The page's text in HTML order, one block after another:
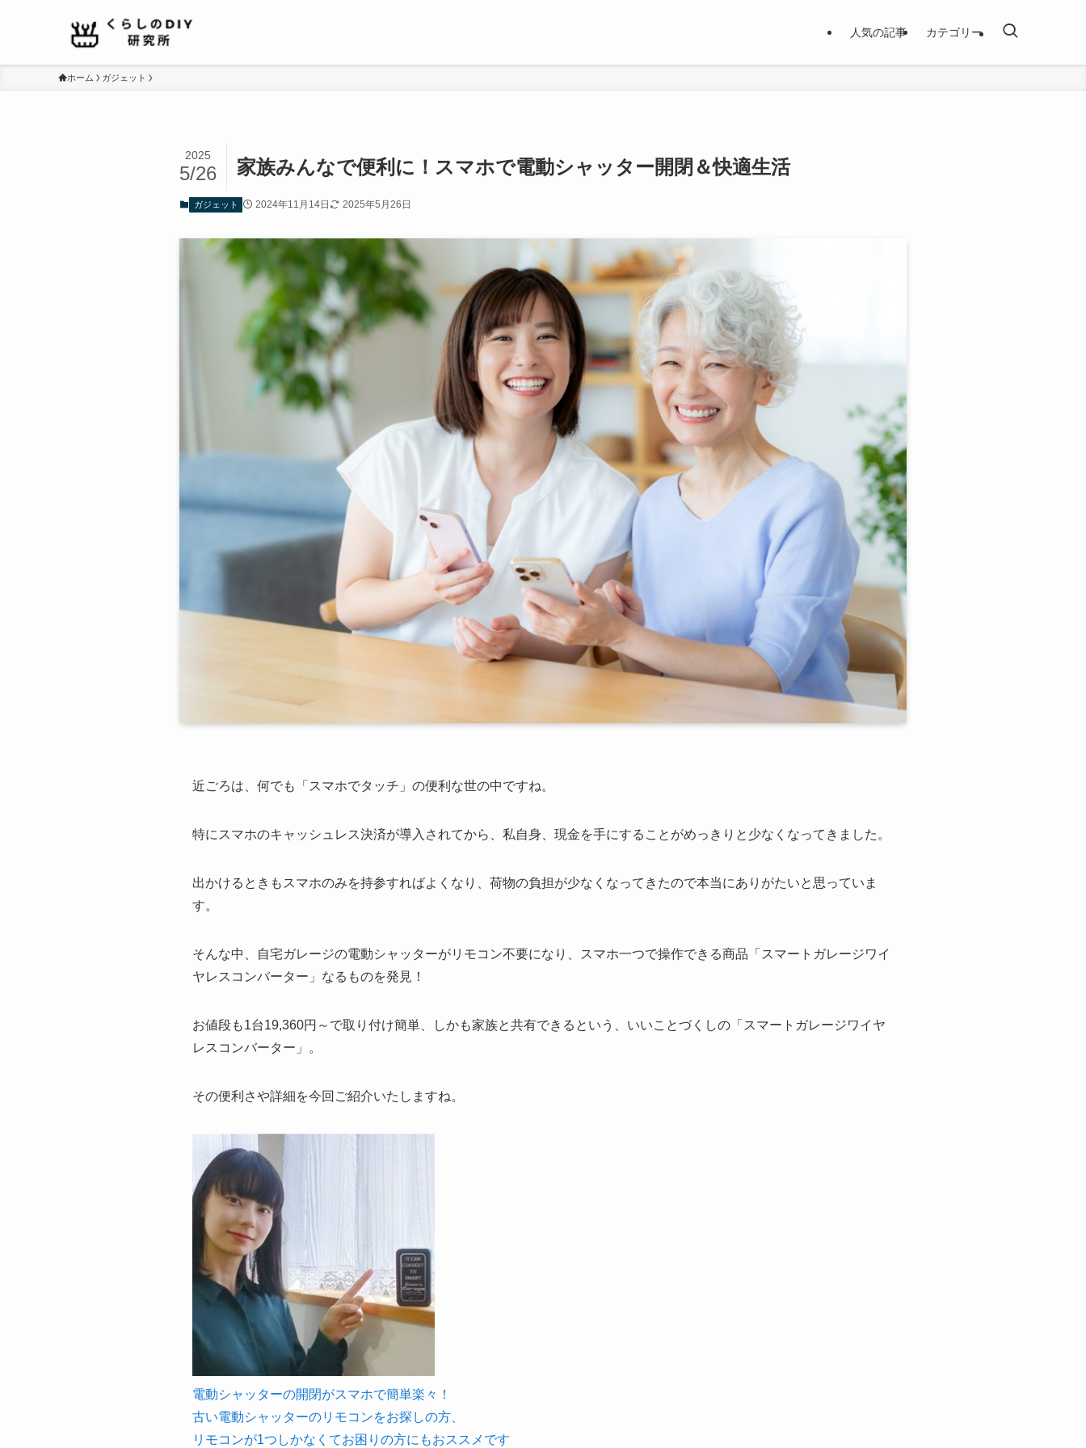
人気の記事 カテゴリー
ホーム ガジェット
家族みんなで便利に！スマホで電動シャッター開閉＆快適生活
2025
5/26
ガジェット 2024年11月14日 2025年5月26日
近ごろは、何でも「スマホでタッチ」の便利な世の中ですね。
特にスマホのキャッシュレス決済が導入されてから、私自身、現金を手にすることがめっきりと少なくなってきました。
出かけるときもスマホのみを持参すればよくなり、荷物の負担が少なくなってきたので本当にありがたいと思っていま
す。
そんな中、自宅ガレージの電動シャッターがリモコン不要になり、スマホ一つで操作できる商品「スマートガレージワイ
ヤレスコンバーター」なるものを発見！
お値段も1台19,360円～で取り付け簡単、しかも家族と共有できるという、いいことづくしの「スマートガレージワイヤ
レスコンバーター」。
その便利さや詳細を今回ご紹介いたしますね。
電動シャッターの開閉がスマホで簡単楽々！
古い電動シャッターのリモコンをお探しの方、
リモコンが1つしかなくてお困りの方にもおススメです